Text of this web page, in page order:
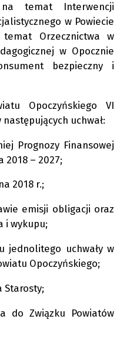
na temat Interwencji
w Powiecie
Orzecznictwa w
w Opocznie
bezpieczny i
Opoczyńskiego VI
uchwał:
Prognozy Finansowej
2018 – 2027;
2018 r.;
emisji obligacji oraz
i wykupu;
jednolitego uchwały w
Opoczyńskiego;
Starosty;
do Związku Powiatów